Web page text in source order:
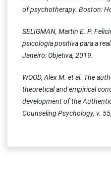
of psychotherapy. Boston:
SELIGMAN, Martin E. P.
psicologia positiva para a
Janeiro: Objetiva, 2019.
WOOD, Alex M. et al. The
theoretical and empirical
development of the
Counseling Psychology, v.